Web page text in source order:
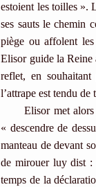
estoient les toilles ».
ses sauts le chemin
piège ou affolent
Elisor guide la Reine
reflet, en
l’attrape est tendu
Elisor met alors
« descendre de
manteau de devant
de mirouer luy dist :
temps de la